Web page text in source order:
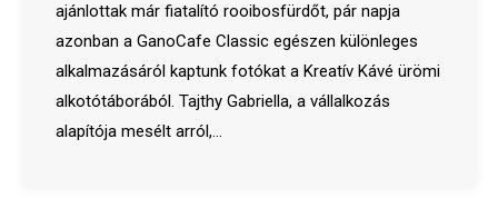
ajánlottak már fiatalító rooibosfürdőt, pár napja
azonban a GanoCafe Classic egészen különleges
alkalmazásáról kaptunk fotókat a Kreatív Kávé ürömi
alkotótáborából. Tajthy Gabriella, a vállalkozás
alapítója mesélt arról,…